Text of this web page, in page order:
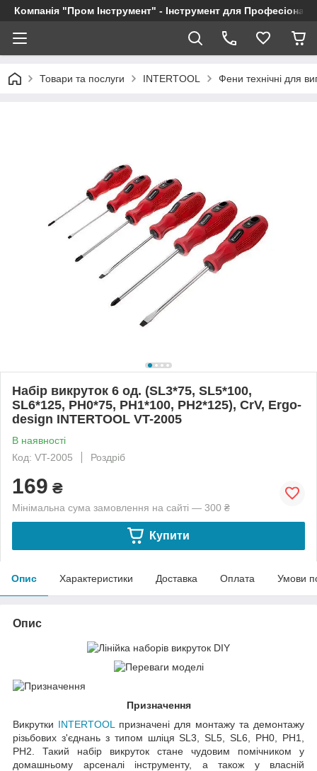
Компанія "Пром Інструмент" - Інструмент для
Товари та послуги INTERTOOL Фени технічні для
Набір викруток 6 од. (SL3*75, SL5*100,
SL6*125, PH0*75, PH1*100, PH2*125), CrV, Ergo-
design INTERTOOL VT-2005
В наявності
Код: VT-2005
Роздріб
169 ₴
Мінімальна сума замовлення на сайті — 300 ₴
Купити
Опис Характеристики Доставка Оплата Умови
Опис
Призначення
Викрутки INTERTOOL
призначені для монтажу та демонтажу
різьбових з'єднань з типом шліця SL3, SL5, SL6, PH0, PH1,
PH2. Такий набір викруток стане чудовим помічником у
домашньому арсеналі інструменту, а також у власній